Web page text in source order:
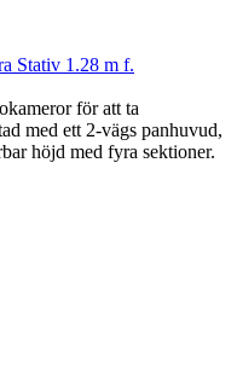
Stativ 1.28 m f.
för att ta
med ett 2-vägs panhuvud,
höjd med fyra sektioner.